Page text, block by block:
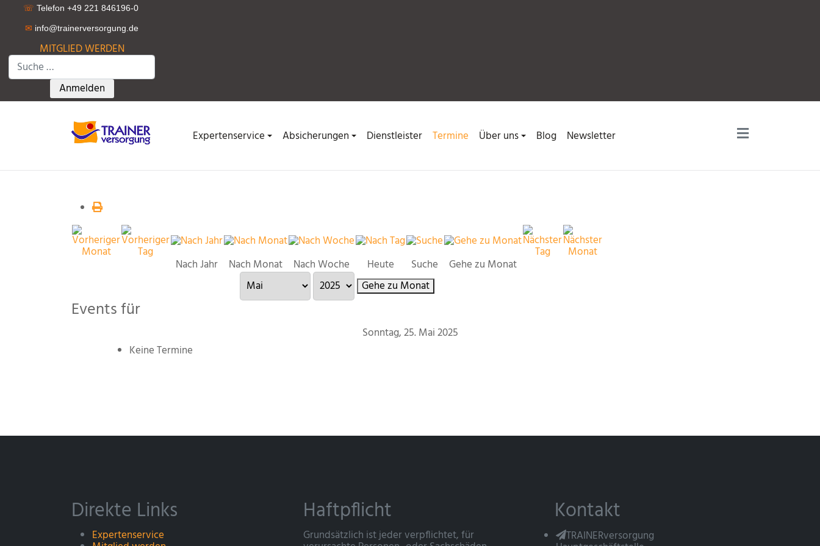
☏ Telefon +49 221 846196-0
✉ info@trainerversorgung.de
MITGLIED WERDEN
Suchen
Type 2 or more characters for results.
Anmelden
Expertenservice Absicherungen Dienstleister Termine Über uns Blog Newsletter
Nach Jahr Nach Monat Nach Woche Heute Suche
Gehe zu Monat
Gehe zu Monat
Events für
Sonntag, 25. Mai 2025
Keine Termine
Direkte Links
Expertenservice
Haftpflicht
Grundsätzlich ist jeder verpflichtet, für
Kontakt
TRAINERversorgung